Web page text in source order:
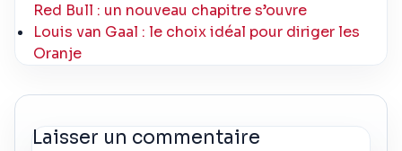
Red Bull : un nouveau chapitre s’ouvre
Louis van Gaal : le choix idéal pour diriger les
Oranje
Laisser un commentaire